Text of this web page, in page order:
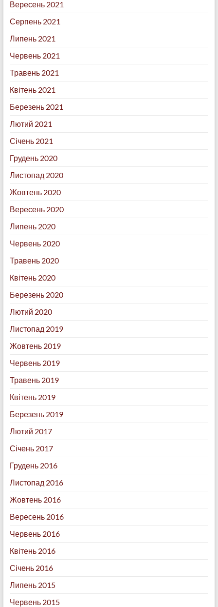
Вересень 2021
Серпень 2021
Липень 2021
Червень 2021
Травень 2021
Квітень 2021
Березень 2021
Лютий 2021
Січень 2021
Грудень 2020
Листопад 2020
Жовтень 2020
Вересень 2020
Липень 2020
Червень 2020
Травень 2020
Квітень 2020
Березень 2020
Лютий 2020
Листопад 2019
Жовтень 2019
Червень 2019
Травень 2019
Квітень 2019
Березень 2019
Лютий 2017
Січень 2017
Грудень 2016
Листопад 2016
Жовтень 2016
Вересень 2016
Червень 2016
Квітень 2016
Січень 2016
Липень 2015
Червень 2015